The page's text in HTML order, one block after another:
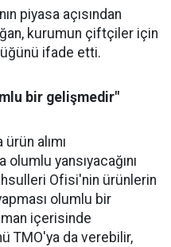
piyasa açısından
kurumun çiftçiler için
ifade etti.
bir gelişmedir"
alımı
yansıyacağını
Ofisi'nin ürünlerin
olumlu bir
içerisinde
TMO'ya da verebilir,